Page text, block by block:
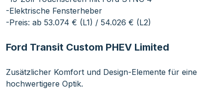
-Elektrische Fensterheber
-Preis: ab 53.074 € (L1) / 54.026 € (L2)
Ford Transit Custom PHEV Limited
Zusätzlicher Komfort und Design-Elemente für eine
hochwertigere Optik.